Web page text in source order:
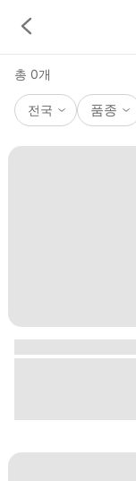
총 0개
전국 품종